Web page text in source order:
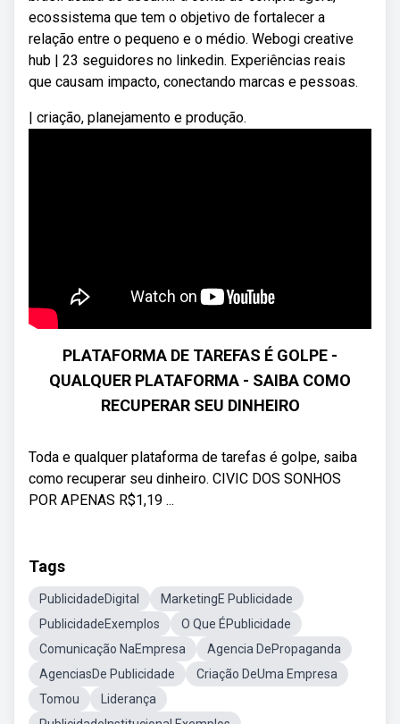
ecossistema que tem o objetivo de fortalecer a
relação entre o pequeno e o médio. Webogi creative
hub | 23 seguidores no linkedin. Experiências reais
que causam impacto, conectando marcas e pessoas.
| criação, planejamento e produção.
PLATAFORMA DE TAREFAS É GOLPE -
QUALQUER PLATAFORMA - SAIBA COMO
RECUPERAR SEU DINHEIRO
Toda e qualquer plataforma de tarefas é golpe, saiba
como recuperar seu dinheiro. CIVIC DOS SONHOS
POR APENAS R$1,19 ...
Tags
PublicidadeDigital
MarketingE Publicidade
PublicidadeExemplos
O Que ÉPublicidade
Comunicação NaEmpresa
Agencia DePropaganda
AgenciasDe Publicidade
Criação DeUma Empresa
Tomou
Liderança